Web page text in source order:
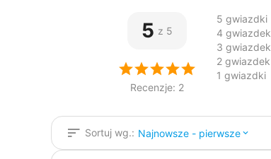
5 z 5
Recenzje: 2
5 gwiazdki
4 gwiazdek
3 gwiazdek
2 gwiazdek
1 gwiazdki
Sortuj wg.: Najnowsze - pierwsze